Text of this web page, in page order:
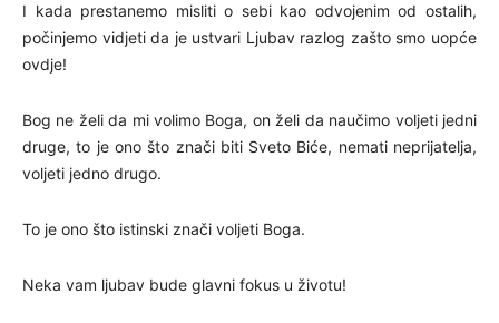
I kada prestanemo misliti o sebi kao odvojenim od ostalih,
počinjemo vidjeti da je ustvari Ljubav razlog zašto smo uopće
ovdje!
Bog ne želi da mi volimo Boga, on želi da naučimo voljeti jedni
druge, to je ono što znači biti Sveto Biće, nemati neprijatelja,
voljeti jedno drugo.
To je ono što istinski znači voljeti Boga.
Neka vam ljubav bude glavni fokus u životu!